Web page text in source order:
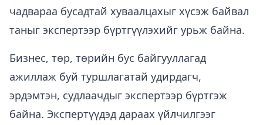
чадвараа бусадтай хуваалцахыг хүсэж байвал
таныг экспертээр бүртгүүлэхийг урьж байна.
Бизнес, төр, төрийн бус байгууллагад
ажиллаж буй туршлагатай удирдагч,
эрдэмтэн, судлаачдыг экспертээр бүртгэж
байна. Экспертүүдэд дараах үйлчилгээг